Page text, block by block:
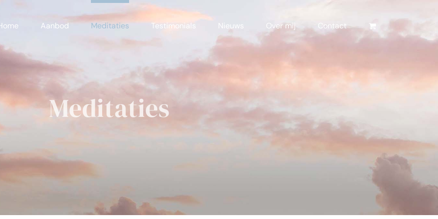
Aanbod Meditaties Testimonials Nieuws Over mij Contact
Meditaties